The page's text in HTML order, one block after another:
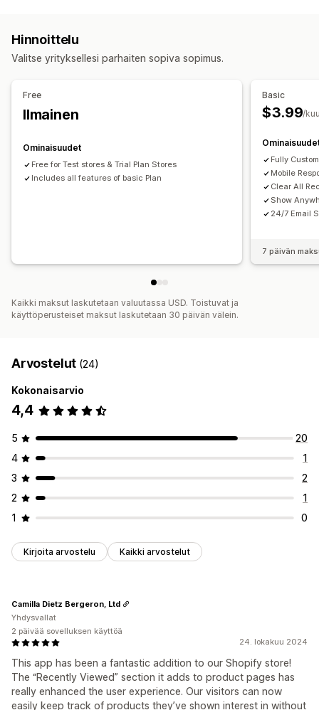
Tarjoukset ja suositukset
Tuotesuositukset
Usein yhdessä ostetut tuotteet
Konversioasteet
Hinnoittelu
Valitse yrityksellesi parhaiten sopiva sopimus.
Free
Ilmainen
Ominaisuudet
Free for Test stores & Trial Plan Stores
Includes all features of basic Plan
Basic
$3.99/
Fully
Mobile
Clear All
Show
24/7 Email
7 päivän
Kaikki maksut laskutetaan valuutassa USD. Toistuvat ja
käyttöperusteiset maksut laskutetaan 30 päivän välein.
Arvostelut (24)
Kokonaisarvio
4,4
5
20
4
1
3
2
2
1
1
0
Kirjoita arvostelu Kaikki arvostelut
24. lokakuu 2024
This app has been a fantastic addition to our Shopify store!
The “Recently Viewed” section it adds to product pages has
really enhanced the user experience. Our visitors can now
easily keep track of products they’ve shown interest in without
Camilla Dietz Bergeron, Ltd
Yhdysvallat
2 päivää sovelluksen käyttöä